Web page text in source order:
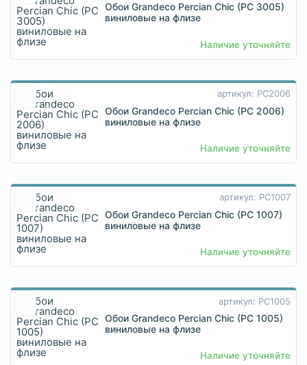
Обои Grandeco Percian Chic (PC 3005)
виниловые на флизе
Наличие уточняйте
артикул: PC2006
Обои Grandeco Percian Chic (PC 2006)
виниловые на флизе
Наличие уточняйте
артикул: PC1007
Обои Grandeco Percian Chic (PC 1007)
виниловые на флизе
Наличие уточняйте
артикул: PC1005
Обои Grandeco Percian Chic (PC 1005)
виниловые на флизе
Наличие уточняйте